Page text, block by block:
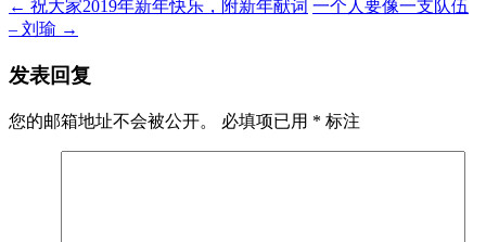
← 祝大家2019年新年快乐，附新年献词 一个人要像一支队伍
– 刘瑜 →
发表回复
您的邮箱地址不会被公开。 必填项已用 * 标注